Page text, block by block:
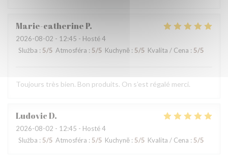
Marie-catherineP
2026-08-02 - 12:45 - Hosté 4
Služba : 5/5 Atmosféra : 5/5 Kuchyně : 5/5 Kvalita / Cena : 5/5
Toujours très bien. Bon produits. On s’est régalé merci.
LudovicD
2026-08-02 - 12:45 - Hosté 4
Služba : 5/5 Atmosféra : 5/5 Kuchyně : 5/5 Kvalita / Cena : 5/5